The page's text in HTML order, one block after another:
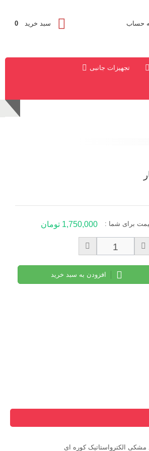
حساب سبد خرید 0
تجهیزات جانبی
برای شما : 1,750,000 تومان
افزودن به سبد خرید
مشکی الکترواستاتیک کوره ای